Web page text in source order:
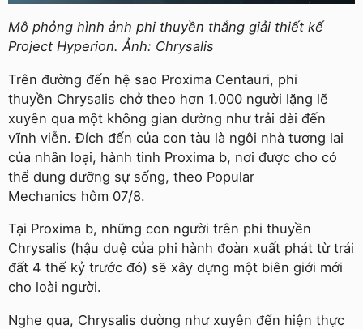
Mô phỏng hình ảnh phi thuyền thắng giải thiết kế
Project Hyperion. Ảnh: Chrysalis
Trên đường đến hệ sao Proxima Centauri, phi
thuyền Chrysalis chở theo hơn 1.000 người lặng lẽ
xuyên qua một không gian dường như trải dài đến
vĩnh viễn. Đích đến của con tàu là ngôi nhà tương lai
của nhân loại, hành tinh Proxima b, nơi được cho có
thể dung dưỡng sự sống, theo Popular
Mechanics hôm 07/8.
Tại Proxima b, những con người trên phi thuyền
Chrysalis (hậu duệ của phi hành đoàn xuất phát từ trái
đất 4 thế kỷ trước đó) sẽ xây dựng một biên giới mới
cho loài người.
Nghe qua, Chrysalis dường như xuyên đến hiện thực